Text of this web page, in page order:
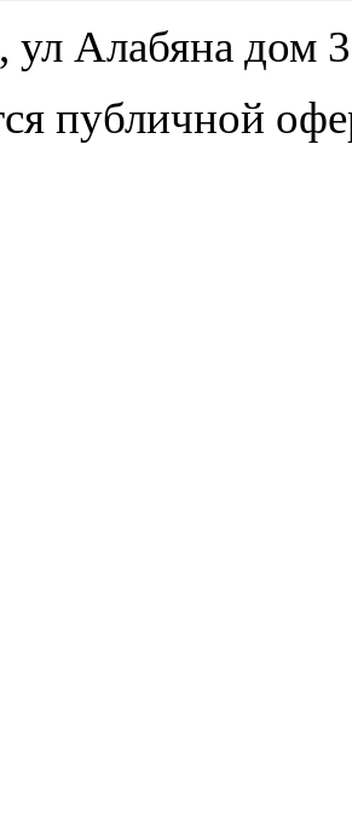
ул Алабяна дом
публичной